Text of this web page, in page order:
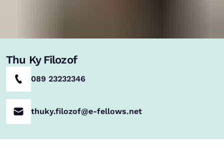
Thu Ky Filozof
089 23232346
thuky.filozof@e-fellows.net